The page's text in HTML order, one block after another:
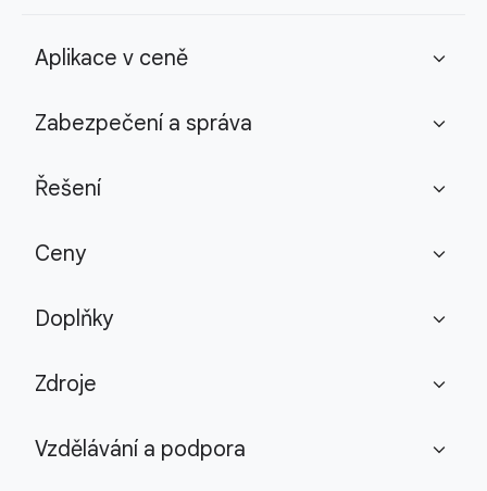
Aplikace v ceně expand_more
Zabezpečení a správa expand_more
Řešení expand_more
Ceny expand_more
Doplňky expand_more
Zdroje expand_more
Vzdělávání a podpora expand_more